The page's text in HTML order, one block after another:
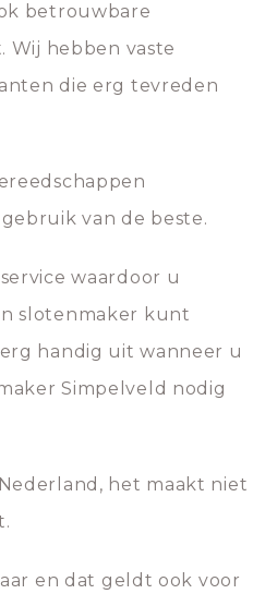
betrouwbare
Wij hebben vaste
die erg tevreden
van de beste.
waardoor u
slotenmaker kunt
handig uit wanneer u
Simpelveld nodig
het maakt niet
en dat geldt ook voor